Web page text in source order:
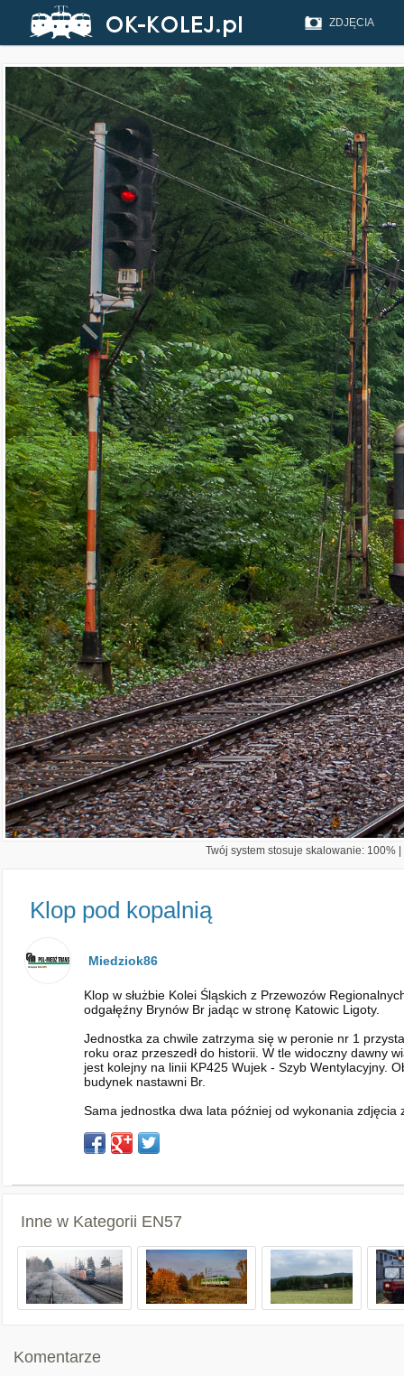
ZDJĘCIA
Twój system stosuje skalowanie: 100%
Klop pod kopalnią
Miedziok86
Klop w służbie Kolei Śląskich z Przewozów
odgałęźny Brynów Br jadąc w stronę Katowic Ligoty.
Jednostka za chwile zatrzyma się w peronie nr 1
roku oraz przeszedł do historii. W tle widoczny dawny
jest kolejny na linii KP425 Wujek - Szyb Wentylacyjny.
budynek nastawni Br.
Sama jednostka dwa lata później od wykonania zdjęcia
Inne w Kategorii EN57
Komentarze